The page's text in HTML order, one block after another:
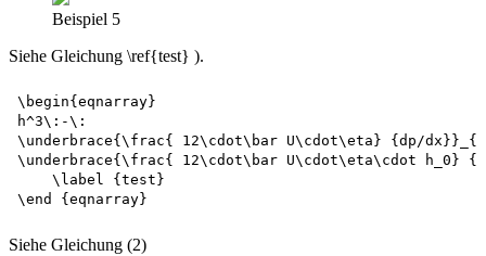
Beispiel 5
Siehe Gleichung \ref{test} ).
\begin{eqnarray}
h^3\:-\:
\underbrace{\frac{ 12\cdot\bar U\cdot\eta} {dp/
\underbrace{\frac{ 12\cdot\bar U\cdot\eta\cdot
    \label {test}
Siehe Gleichung (2)